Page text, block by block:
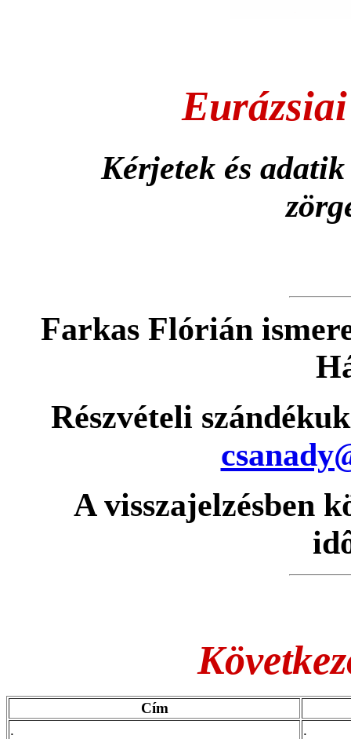
Kérjetek és
Farkas Flórián
Részvételi
A visszajelzésben
Cím
.
.